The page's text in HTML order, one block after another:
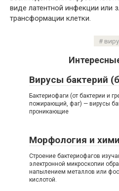
виде латентной инфекции или
трансформации клетки.
Вирусы бактерий
Бактериофаги (от бактерии и
пожирающий, фаг) — вирусы
проникающие
Морфология и
Строение бактериофагов
электронной микроскопии
напылением металлов или
кислотой.